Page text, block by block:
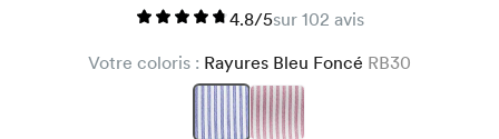
4.8/5sur 102 avis
Votre coloris : Rayures Bleu Foncé RB30